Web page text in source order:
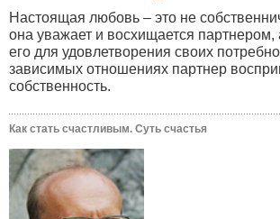
Настоящая любовь – это не
она уважает и восхищается партнером,
его для удовлетворения своих
зависимых отношениях партнер
собственность.
Как стать счастливым. Суть счастья